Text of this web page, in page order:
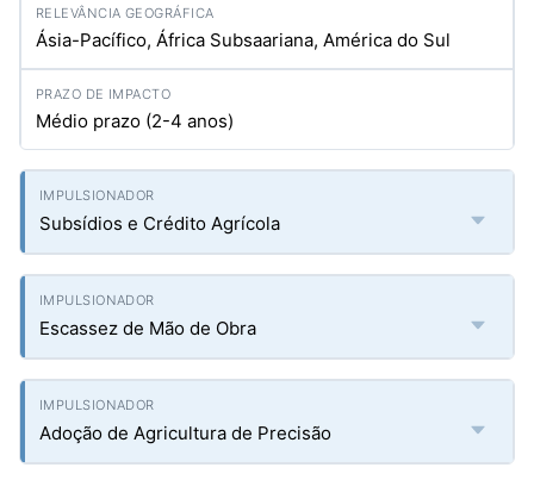
Ásia-Pacífico, África Subsaariana, América do Sul
Médio prazo (2-4 anos)
Subsídios e Crédito Agrícola
Escassez de Mão de Obra
Adoção de Agricultura de Precisão